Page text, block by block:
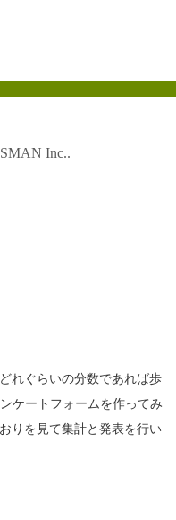
れぐらいの分数であれば歩
ケートフォームを作ってみ
りを見て集計と発表を行い